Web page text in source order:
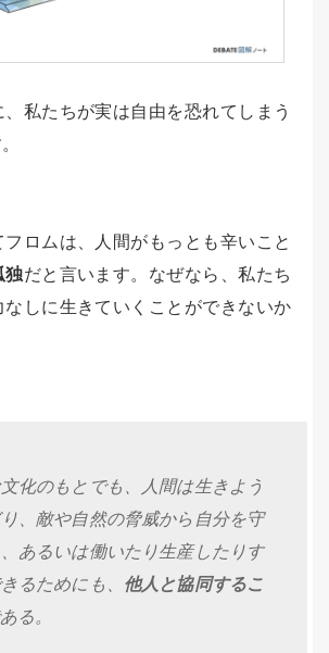
、私たちが実は自由を恐れてしまう
フロムは、人間がもっとも辛いこと
独だと言います。なぜなら、私たち
なしに生きていくことができないか
化のもとでも、人間は生きよう
、敵や自然の脅威から自分を守
あるいは働いたり生産したりす
るためにも、 他人と協同するこ
る。